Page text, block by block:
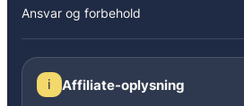
Ansvar og forbehold
i Affiliate-oplysning